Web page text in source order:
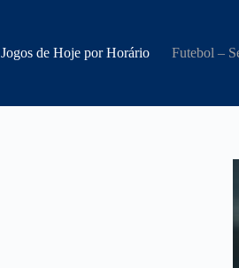
Jogos de Hoje por Horário Futebol –